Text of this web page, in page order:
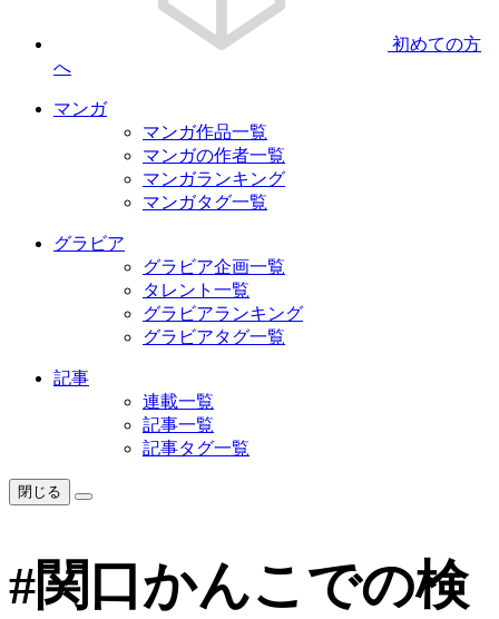
初めての方
へ
マンガ
マンガ作品一覧
マンガの作者一覧
マンガランキング
マンガタグ一覧
グラビア
グラビア企画一覧
タレント一覧
グラビアランキング
グラビアタグ一覧
記事
連載一覧
記事一覧
記事タグ一覧
閉じる
#関口かんこでの検